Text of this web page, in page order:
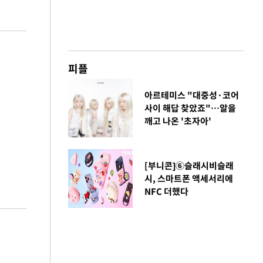
피플
아르테미스 "대중성·코어
사이 해답 찾았죠"…알을
깨고 나온 '초자아'
[부니콘]⑥슬래시비슬래
시, 스마트폰 액세서리에
NFC 더했다